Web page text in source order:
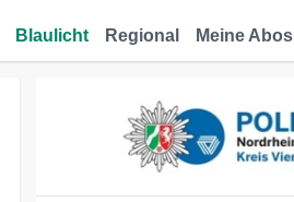
Blaulicht Regional Meine Abos